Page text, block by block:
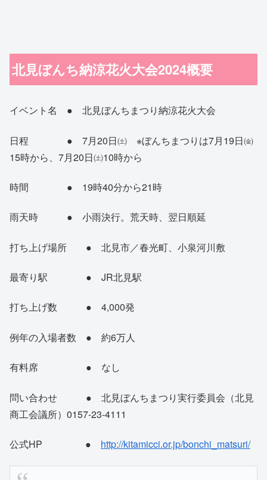
北見ぼんち納涼花火大会2024概要
イベント名 ● 北見ぼんちまつり納涼花火大会
日程 ● 7月20日㈯ ※ぼんちまつりは7月19日㈮
15時から、7月20日㈯10時から
時間 ● 19時40分から21時
雨天時 ● 小雨決行。荒天時、翌日順延
打ち上げ場所 ● 北見市／春光町、小泉河川敷
最寄り駅 ● JR北見駅
打ち上げ数 ● 4,000発
例年の入場者数 ● 約6万人
有料席 ● なし
問い合わせ ● 北見ぼんちまつり実行委員会（北見
商工会議所）0157-23-4111
公式HP ● http://kitamicci.or.jp/bonchi_matsuri/